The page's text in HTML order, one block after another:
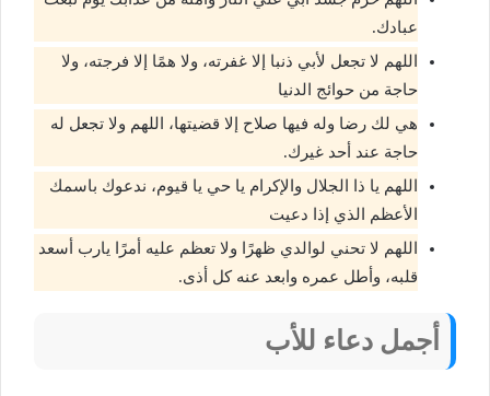
عبادك.
اللهم لا تجعل لأبي ذنبا إلا غفرته، ولا همًا إلا فرجته، ولا
حاجة من حوائج الدنيا
هي لك رضا وله فيها صلاح إلا قضيتها، اللهم ولا تجعل له
حاجة عند أحد غيرك.
اللهم يا ذا الجلال والإكرام يا حي يا قيوم، ندعوك باسمك
الأعظم الذي إذا دعيت
اللهم لا تحني لوالدي ظهرًا ولا تعظم عليه أمرًا يارب أسعد
قلبه، وأطل عمره وابعد عنه كل أذى.
أجمل دعاء للأب